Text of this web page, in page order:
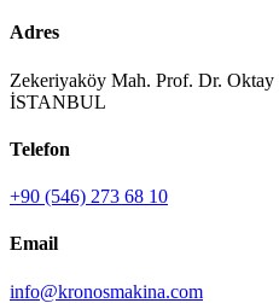
Adres
Zekeriyaköy Mah. Prof. Dr. Oktay
İSTANBUL
Telefon
+90 (546) 273 68 10
Email
info@kronosmakina.com